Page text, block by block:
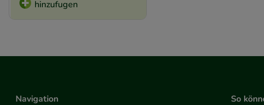
hinzufugen
Navigation So